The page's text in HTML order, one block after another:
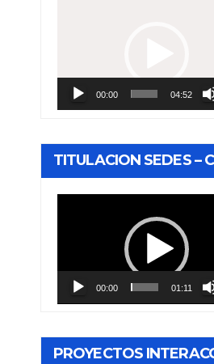
00:00 04:52
TITULACION SEDES –
00:00 01:11
PROYECTOS